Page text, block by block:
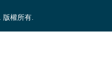
權所有.